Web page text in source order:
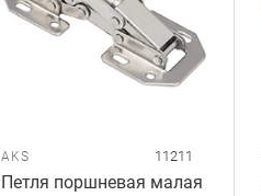
AKS 11211
Петля поршневая малая